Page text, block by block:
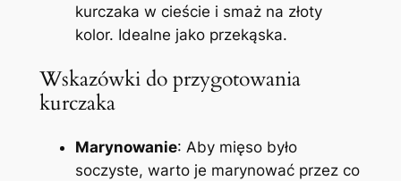
kurczaka w cieście i smaż na złoty
kolor. Idealne jako przekąska.
Wskazówki do przygotowania
kurczaka
Marynowanie: Aby mięso było
soczyste, warto je marynować przez co